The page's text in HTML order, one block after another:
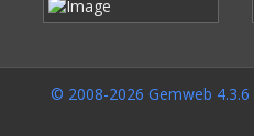
© 2008-2026 Gemweb 4.3.6